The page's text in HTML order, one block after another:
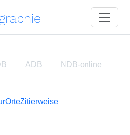
ADB NDB-online
OrteZitierweise